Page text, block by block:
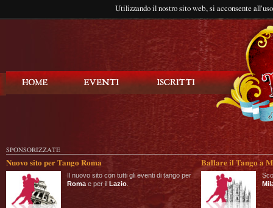
Utilizzando il nostro sito web, si acconsente
SPONSORIZZATE
Nuovo sito per Tango Roma
Il nuovo sito con tutti gli eventi di tango per
Roma e per il Lazio
Ballare il Tango a